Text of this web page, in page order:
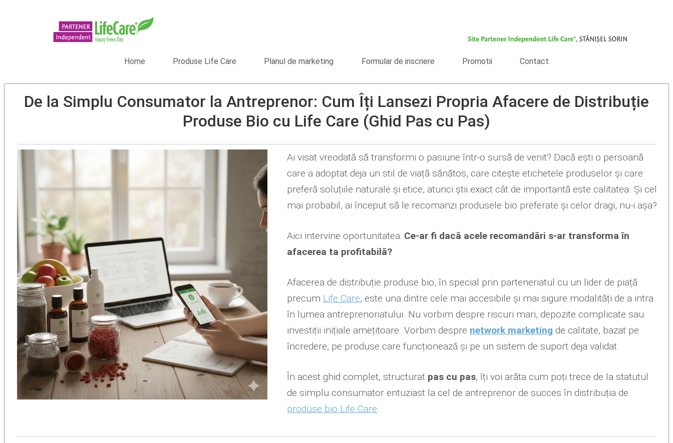
Home Produse Life Care Planul de marketing Formular de inscriere Promotii Contact
De la Simplu Consumator la Antreprenor: Cum Îți Lansezi Propria Afacere de Distribuție
Produse Bio cu Life Care (Ghid Pas cu Pas)
Ai visat vreodată să transformi o pasiune într-o sursă de venit? Dacă ești o persoană
care a adoptat deja un stil de viață sănătos, care citește etichetele produselor și care
preferă soluțiile naturale și etice, atunci știi exact cât de importantă este calitatea. Și cel
mai probabil, ai început să le recomanzi produsele bio preferate și celor dragi, nu-i așa?
Aici intervine oportunitatea: Ce-ar fi dacă acele recomandări s-ar transforma în
afacerea ta profitabilă?
Afacerea de distribuție produse bio, în special prin parteneriatul cu un lider de piață
precum Life Care, este una dintre cele mai accesibile și mai sigure modalități de a intra
în lumea antreprenoriatului. Nu vorbim despre riscuri mari, depozite complicate sau
investiții inițiale amețitoare. Vorbim despre network marketing de calitate, bazat pe
încredere, pe produse care funcționează și pe un sistem de suport deja validat.
În acest ghid complet, structurat pas cu pas, îți voi arăta cum poți trece de la statutul
de simplu consumator entuziast la cel de antreprenor de succes în distribuția de
produse bio Life Care